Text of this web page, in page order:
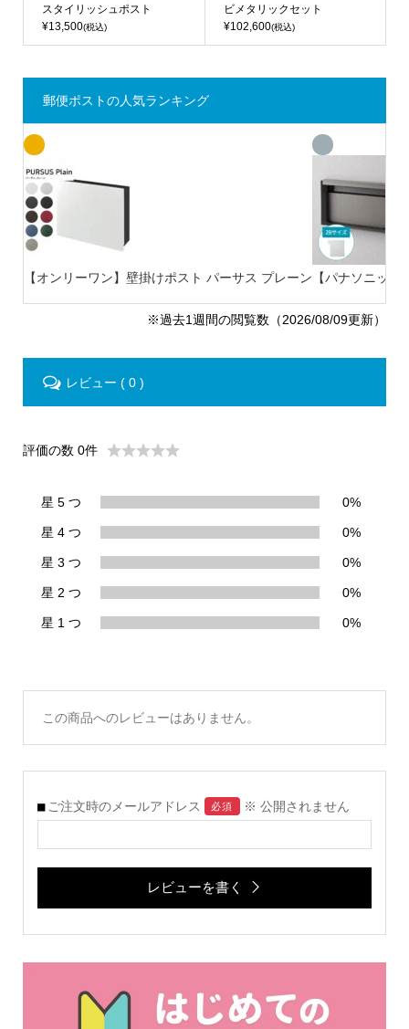
スタイリッシュポスト
¥13,500(税込)
ビメタリックセット
¥102,600(税込)
郵便ポストの人気ランキング
【オンリーワン】壁掛けポスト パーサス プレーン 【パナソニッ
※過去1週間の閲覧数（2026/08/09更新）
レビュー ( 0 )
評価の数 0件
星 5 つ 0%
星 4 つ 0%
星 3 つ 0%
星 2 つ 0%
星 1 つ 0%
この商品へのレビューはありません。
ご注文時のメールアドレス 必須 ※ 公開されません
レビューを書く